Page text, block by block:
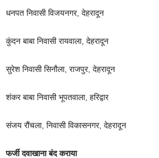
धनपत निवासी विजयनगर, देहरादून
कुंदन बाबा निवासी रायवाला, देहरादून
सुरेश निवासी सिनौला, राजपुर, देहरादून
शंकर बाबा निवासी भूपतवाला, हरिद्वार
संजय रौंचला, निवासी विकासनगर, देहरादून
फर्जी दवाखाना बंद कराया